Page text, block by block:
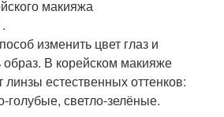
макияжа
изменить цвет глаз и
В корейском макияже
линзы естественных оттенков:
голубые, светло-зелёные.